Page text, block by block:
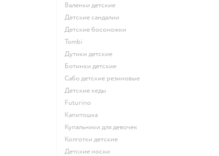
Валенки детские
Детские сандалии
Детские босоножки
Tombi
Дутики детские
Ботинки детские
Сабо детские резиновые
Детские кеды
Futurino
Капитошка
Купальники для девочек
Колготки детские
Детские носки